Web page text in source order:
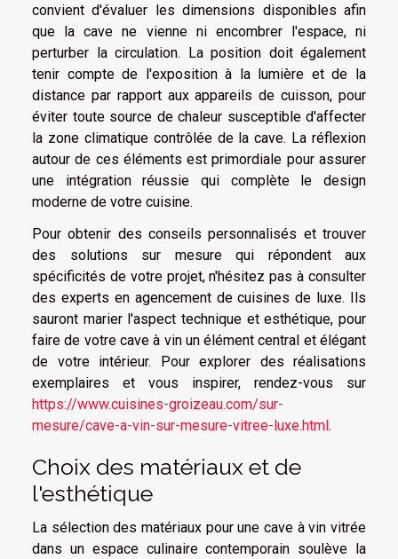
convient d'évaluer les dimensions disponibles afin
que la cave ne vienne ni encombrer l'espace, ni
perturber la circulation. La position doit également
tenir compte de l'exposition à la lumière et de la
distance par rapport aux appareils de cuisson, pour
éviter toute source de chaleur susceptible d'affecter
la zone climatique contrôlée de la cave. La réflexion
autour de ces éléments est primordiale pour assurer
une intégration réussie qui complète le design
moderne de votre cuisine.
Pour obtenir des conseils personnalisés et trouver
des solutions sur mesure qui répondent aux
spécificités de votre projet, n'hésitez pas à consulter
des experts en agencement de cuisines de luxe. Ils
sauront marier l'aspect technique et esthétique, pour
faire de votre cave à vin un élément central et élégant
de votre intérieur. Pour explorer des réalisations
exemplaires et vous inspirer, rendez-vous sur
https://www.cuisines-groizeau.com/sur-
mesure/cave-a-vin-sur-mesure-vitree-luxe.html.
Choix des matériaux et de
l'esthétique
La sélection des matériaux pour une cave à vin vitrée
dans un espace culinaire contemporain soulève la